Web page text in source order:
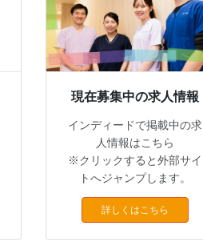
現在募集中の求人情報
インディードで掲載中の求
人情報はこちら
※クリックすると外部サイ
トへジャンプします。
詳しくはこちら